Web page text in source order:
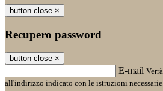
button close ×
Recupero password
button close ×
E-mail
all'indirizzo indicato con le istruzioni